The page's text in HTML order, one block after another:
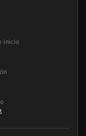
inicio